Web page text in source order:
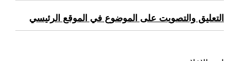
التعليق والتصويت على الموضوع في الموقع الرئيسي